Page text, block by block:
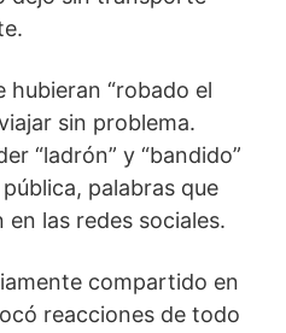
hubieran “robado el
sin problema.
“ladrón” y “bandido”
palabras que
las redes sociales.
compartido en
reacciones de todo